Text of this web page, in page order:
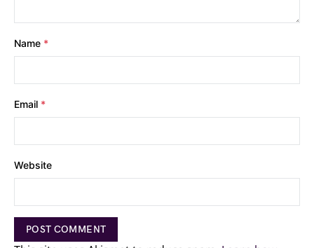
Name *
Email *
Website